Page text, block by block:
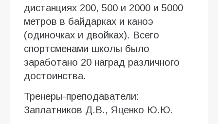
дистанциях 200, 500 и 2000 и 5000
метров в байдарках и каноэ
(одиночках и двойках). Всего
спортсменами школы было
заработано 20 наград различного
достоинства.
Тренеры-преподаватели:
Заплатников Д.В., Яценко Ю.Ю.